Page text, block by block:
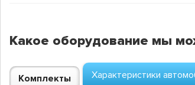
Какое оборудование мы
Комплекты Характеристики